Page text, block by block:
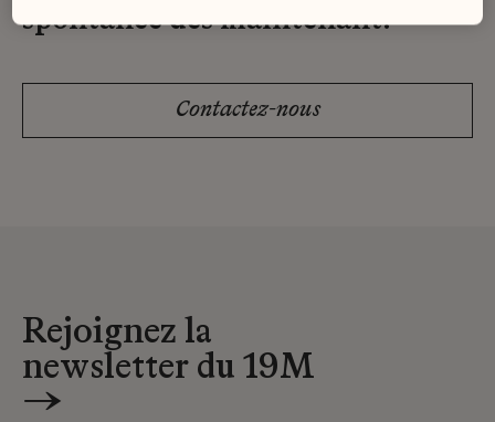
spontanée dès maintenant.
Contactez-nous
Rejoignez la
newsletter du 19M
→